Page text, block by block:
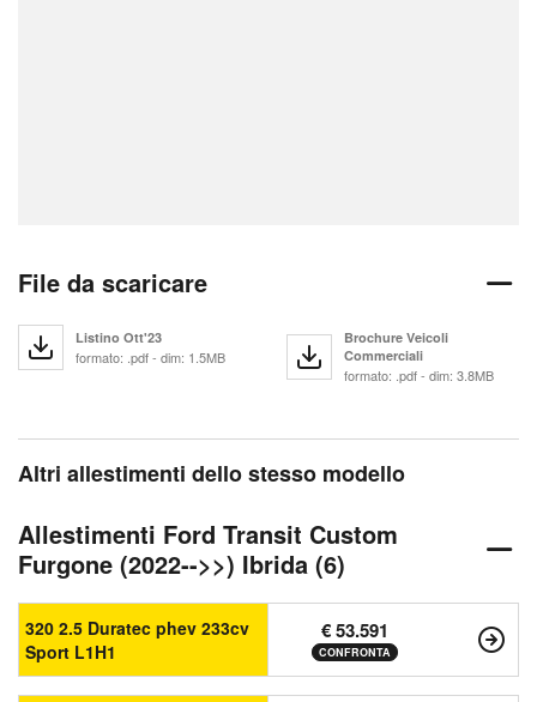
File da scaricare
Listino Ott'23
formato: .pdf - dim: 1.5MB
Brochure Veicoli
Commerciali
formato: .pdf - dim: 3.8MB
Altri allestimenti dello stesso modello
Allestimenti Ford Transit Custom
Furgone (2022-->>) Ibrida (6)
320 2.5 Duratec phev 233cv
Sport L1H1
€ 53.591
CONFRONTA